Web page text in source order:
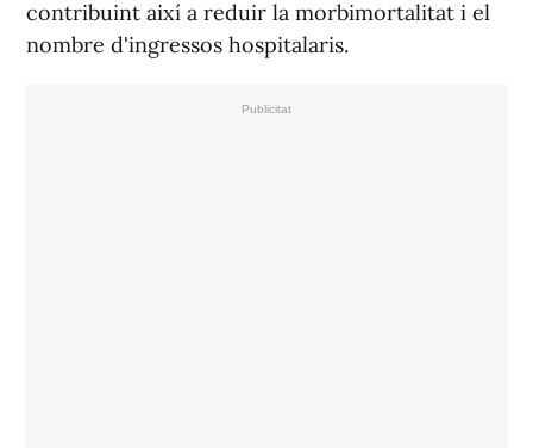
contribuint així a reduir la morbimortalitat i el
nombre d'ingressos hospitalaris.